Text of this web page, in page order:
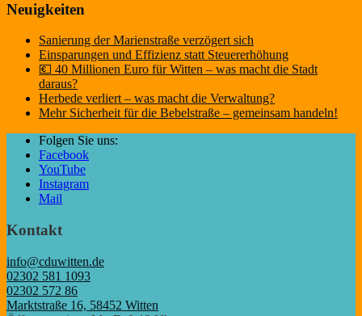
Neuigkeiten
Sanierung der Marienstraße verzögert sich
Einsparungen und Effizienz statt Steuererhöhung
💶 40 Millionen Euro für Witten – was macht die Stadt
daraus?
Herbede verliert – was macht die Verwaltung?
Mehr Sicherheit für die Bebelstraße – gemeinsam handeln!
Folgen Sie uns:
Facebook
YouTube
Instagram
Mail
Kontakt
info@cduwitten.de
02302 581 1093
02302 572 86
Marktstraße 16, 58452 Witten